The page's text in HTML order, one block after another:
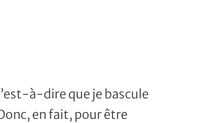
à-dire que je bascule
en fait, pour être